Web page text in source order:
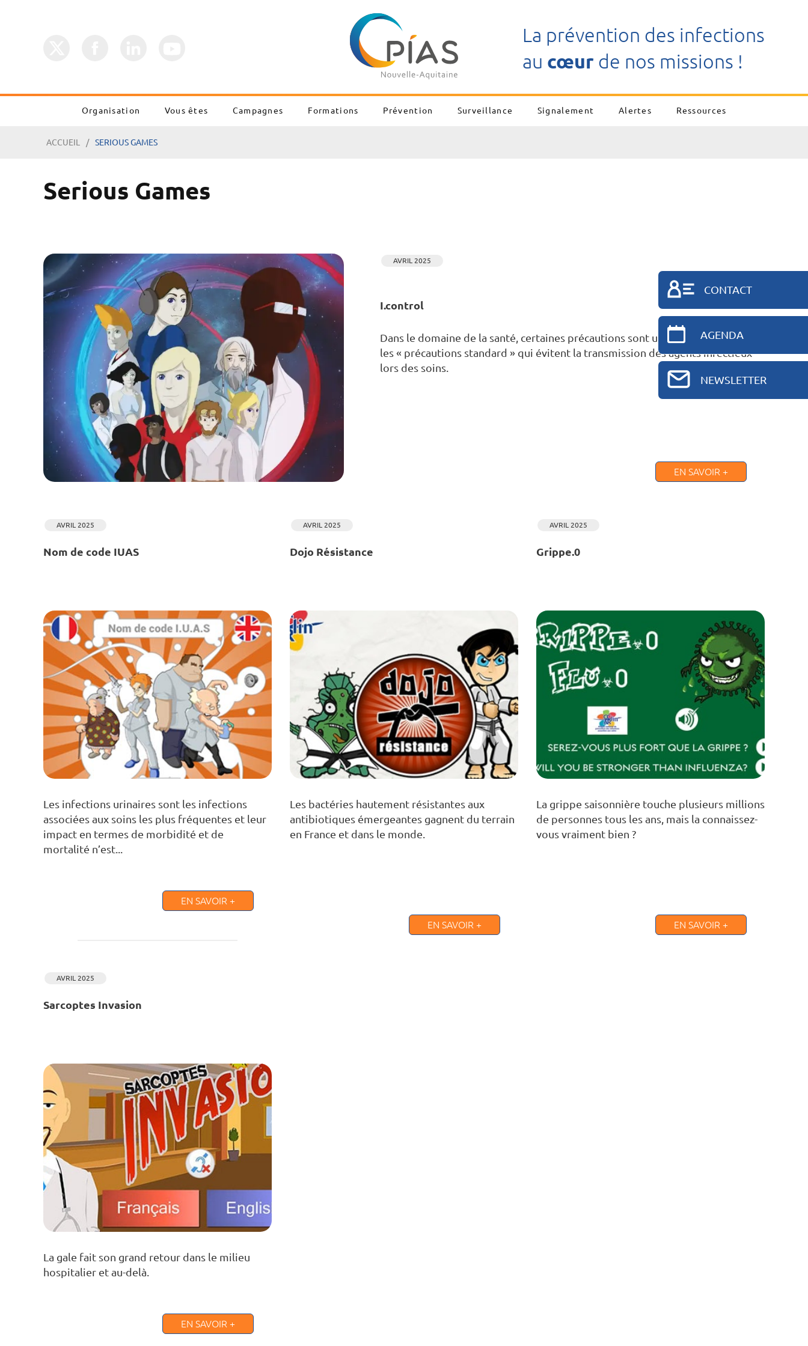
La prévention des infections
au cœur de nos missions !
Organisation Vous êtes Campagnes Formations Prévention Surveillance Signalement Alertes Ressources
CONTACT
AGENDA
NEWSLETTER
ACCUEIL SERIOUS GAMES
Serious Games
AVRIL 2025
I.control
Dans le domaine de la santé, certaines précautions sont universelles, ce sont
les « précautions standard » qui évitent la transmission des agents infectieux
lors des soins.
EN SAVOIR +
AVRIL 2025
Nom de code IUAS
Les infections urinaires sont les infections
associées aux soins les plus fréquentes et leur
impact en termes de morbidité et de
mortalité n’est...
EN SAVOIR +
AVRIL 2025
Dojo Résistance
Les bactéries hautement résistantes aux
antibiotiques émergeantes gagnent du terrain
en France et dans le monde.
EN SAVOIR +
AVRIL 2025
Grippe.0
La grippe saisonnière touche plusieurs millions
de personnes tous les ans, mais la connaissez-
vous vraiment bien ?
EN SAVOIR +
AVRIL 2025
Sarcoptes Invasion
La gale fait son grand retour dans le milieu
hospitalier et au-delà.
EN SAVOIR +